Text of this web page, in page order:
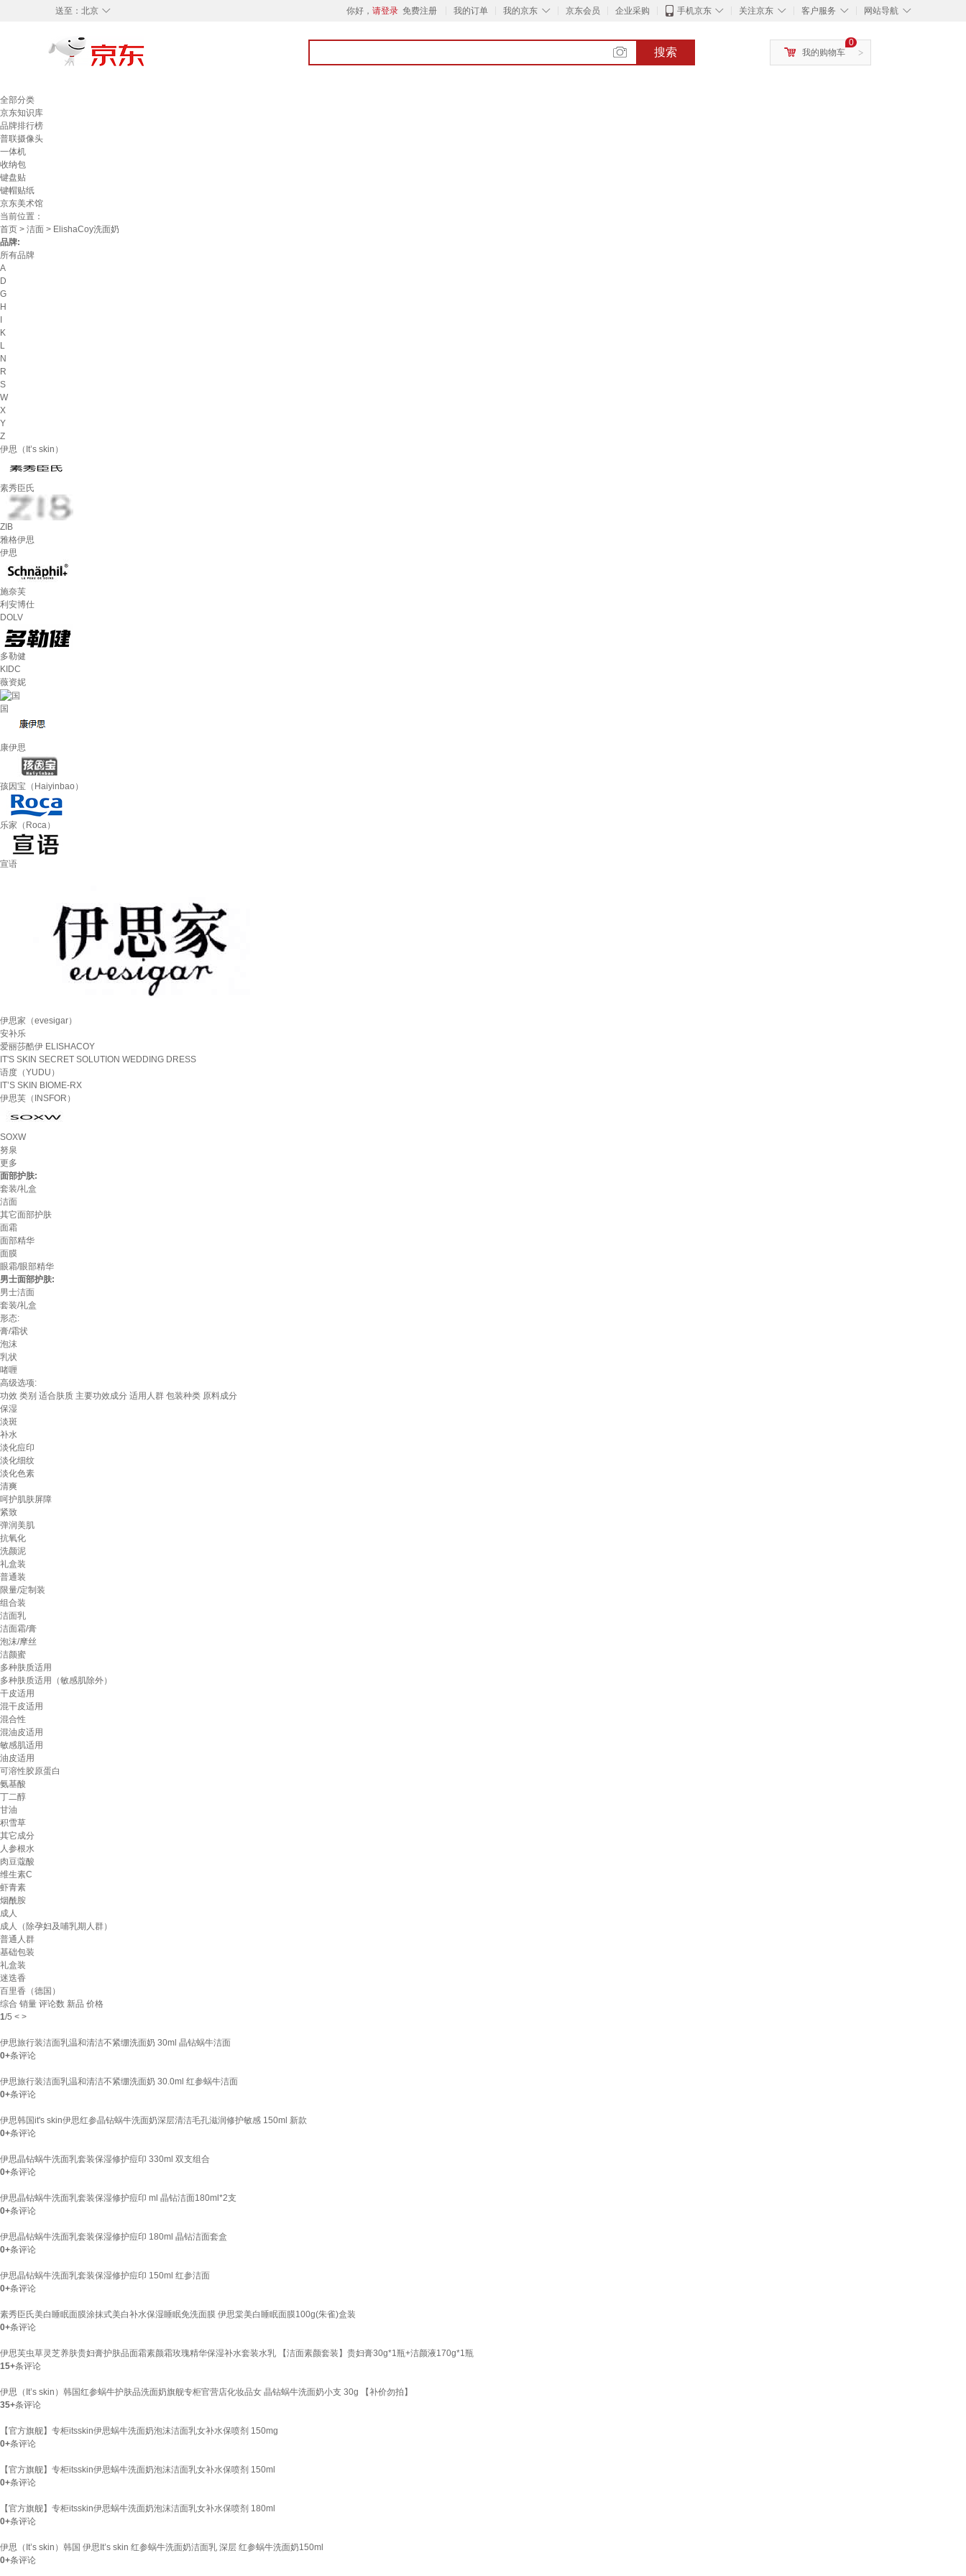
◇
送至： 北京 你好， 请登录 免费注册 我的订单 ◇
我的京东 京东会员 企业采购 ◇
手机京东 ◇
关注京东 ◇
客户服务 ◇
网站导航
搜索 >
0
我的购物车
全部分类
京东知识库
品牌排行榜
普联摄像头
一体机
收纳包
键盘贴
键帽贴纸
京东美术馆
当前位置：
首页 > 洁面 > ElishaCoy洗面奶
品牌:
所有品牌
A
D
G
H
K
L
N
R
S
W
X
Y
Z
伊思（It’s skin）
素秀臣氏
ZIB
雅格伊思
伊思
施奈芙
利安博仕
DOLV
多勒健
KIDC
薇资妮
国
康伊思
孩因宝（Haiyinbao）
乐家（Roca）
宣语
伊思家（evesigar）
安补乐
爱丽莎酷伊 ELISHACOY
IT'S SKIN SECRET SOLUTION WEDDING DRESS
语度（YUDU）
IT’S SKIN BIOME-RX
伊思芙（INSFOR）
SOXW
努泉
更多
面部护肤:
套装/礼盒
洁面
其它面部护肤
面霜
面部精华
面膜
眼霜/眼部精华
男士面部护肤:
男士洁面
套装/礼盒
形态:
膏/霜状
泡沫
乳状
啫喱
高级选项:
功效 类别 适合肤质 主要功效成分 适用人群 包装种类 原料成分
保湿
淡斑
补水
淡化痘印
淡化细纹
淡化色素
清爽
呵护肌肤屏障
紧致
弹润美肌
抗氧化
洗颜泥
礼盒装
普通装
限量/定制装
组合装
洁面乳
洁面霜/膏
泡沫/摩丝
洁颜蜜
多种肤质适用
多种肤质适用（敏感肌除外）
干皮适用
混干皮适用
混合性
混油皮适用
敏感肌适用
油皮适用
可溶性胶原蛋白
氨基酸
丁二醇
甘油
积雪草
其它成分
人参根水
肉豆蔻酸
维生素C
虾青素
烟酰胺
成人
成人（除孕妇及哺乳期人群）
普通人群
基础包装
礼盒装
迷迭香
百里香（德国）
综合 销量 评论数 新品 价格
1/5 < >
伊思旅行装洁面乳温和清洁不紧绷洗面奶 30ml 晶钻蜗牛洁面
0+条评论
伊思旅行装洁面乳温和清洁不紧绷洗面奶 30.0ml 红参蜗牛洁面
0+条评论
伊思韩国it's skin伊思红参晶钻蜗牛洗面奶深层清洁毛孔滋润修护敏感 150ml 新款
0+条评论
伊思晶钻蜗牛洗面乳套装保湿修护痘印 330ml 双支组合
0+条评论
伊思晶钻蜗牛洗面乳套装保湿修护痘印 ml 晶钻洁面180ml*2支
0+条评论
伊思晶钻蜗牛洗面乳套装保湿修护痘印 180ml 晶钻洁面套盒
0+条评论
伊思晶钻蜗牛洗面乳套装保湿修护痘印 150ml 红参洁面
0+条评论
素秀臣氏美白睡眠面膜涂抹式美白补水保湿睡眠免洗面膜 伊思棠美白睡眠面膜100g(朱雀)盒装
0+条评论
伊思芙虫草灵芝养肤贵妇膏护肤品面霜素颜霜玫瑰精华保湿补水套装水乳 【洁面素颜套装】贵妇膏30g*1瓶+洁颜液170g*1瓶
15+条评论
伊思（It’s skin）韩国红参蜗牛护肤品洗面奶旗舰专柜官营店化妆品女 晶钻蜗牛洗面奶小支 30g 【补价勿拍】
35+条评论
【官方旗舰】专柜itsskin伊思蜗牛洗面奶泡沫洁面乳女补水保喷剂 150mg
0+条评论
【官方旗舰】专柜itsskin伊思蜗牛洗面奶泡沫洁面乳女补水保喷剂 150ml
0+条评论
【官方旗舰】专柜itsskin伊思蜗牛洗面奶泡沫洁面乳女补水保喷剂 180ml
0+条评论
伊思（It’s skin）韩国 伊思It’s skin 红参蜗牛洗面奶洁面乳 深层 红参蜗牛洗面奶150ml
0+条评论